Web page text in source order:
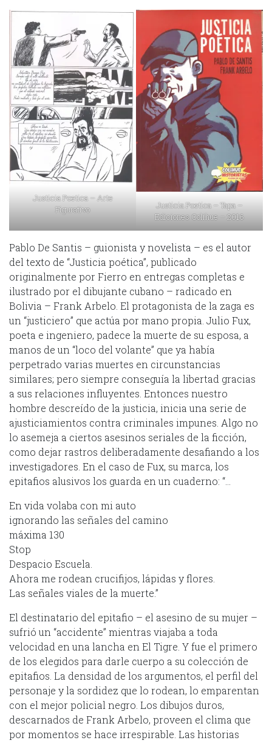
Justicia Poetica – Arte
Figurativo
Justicia Poetica – Tapa –
Ediciones Colihue – 2016
Pablo De Santis – guionista y novelista – es el autor
del texto de “Justicia poética”, publicado
originalmente por Fierro en entregas completas e
ilustrado por el dibujante cubano – radicado en
Bolivia – Frank Arbelo. El protagonista de la zaga es
un “justiciero” que actúa por mano propia. Julio Fux,
poeta e ingeniero, padece la muerte de su esposa, a
manos de un “loco del volante” que ya había
perpetrado varias muertes en circunstancias
similares; pero siempre conseguía la libertad gracias
a sus relaciones influyentes. Entonces nuestro
hombre descreído de la justicia, inicia una serie de
ajusticiamientos contra criminales impunes. Algo no
lo asemeja a ciertos asesinos seriales de la ficción,
como dejar rastros deliberadamente desafiando a los
investigadores. En el caso de Fux, su marca, los
epitafios alusivos los guarda en un cuaderno: “…
En vida volaba con mi auto
ignorando las señales del camino
máxima 130
Stop
Despacio Escuela.
Ahora me rodean crucifijos, lápidas y flores.
Las señales viales de la muerte.”
El destinatario del epitafio – el asesino de su mujer –
sufrió un “accidente” mientras viajaba a toda
velocidad en una lancha en El Tigre. Y fue el primero
de los elegidos para darle cuerpo a su colección de
epitafios. La densidad de los argumentos, el perfil del
personaje y la sordidez que lo rodean, lo emparentan
con el mejor policial negro. Los dibujos duros,
descarnados de Frank Arbelo, proveen el clima que
por momentos se hace irrespirable. Las historias